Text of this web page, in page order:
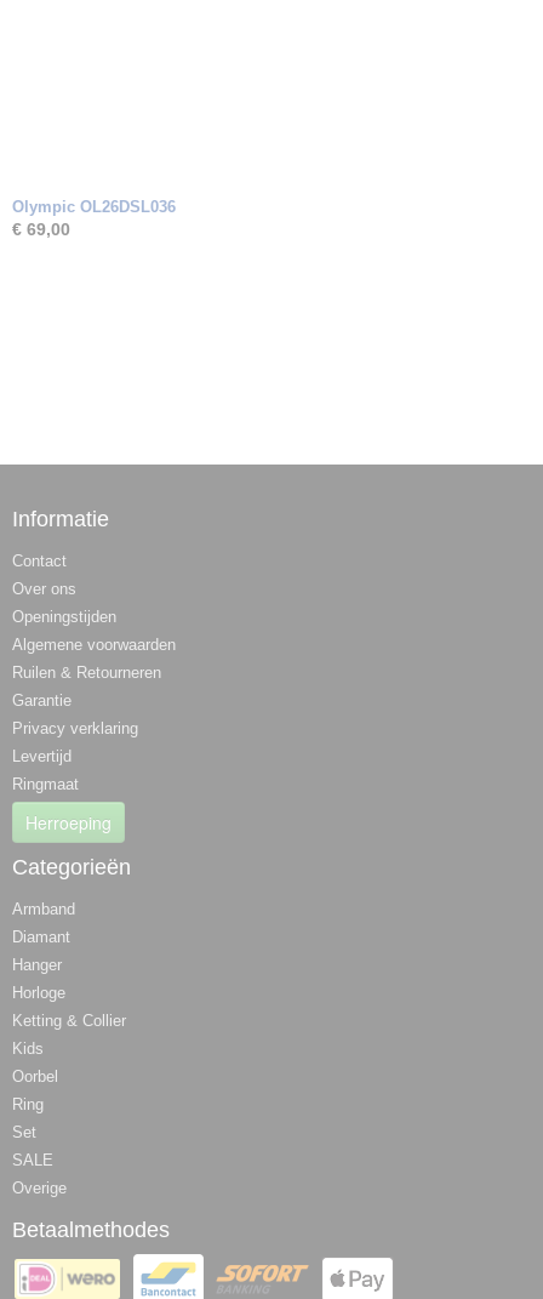
Olympic OL26DSL036
€ 69,00
Informatie
Contact
Over ons
Openingstijden
Algemene voorwaarden
Ruilen & Retourneren
Garantie
Privacy verklaring
Levertijd
Ringmaat
Herroeping
Categorieën
Armband
Diamant
Hanger
Horloge
Ketting & Collier
Kids
Oorbel
Ring
Set
SALE
Overige
Betaalmethodes